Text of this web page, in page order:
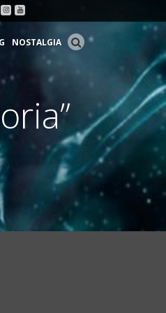
Instagram
Youtube
NOSTALGIA